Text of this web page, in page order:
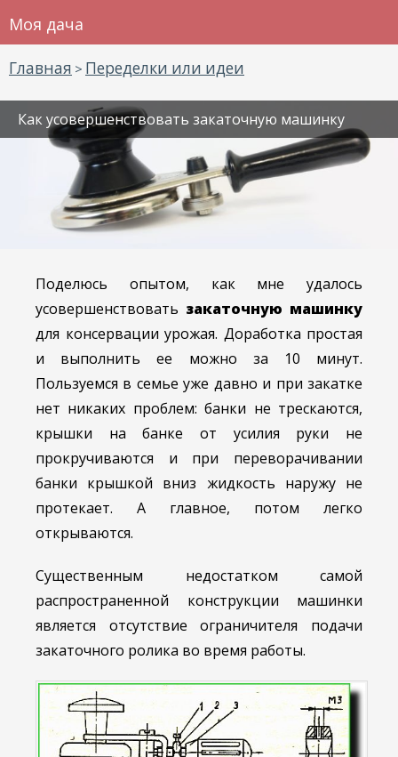
Моя дача
Главная > Переделки или идеи
Как усовершенствовать закаточную машинку
Поделюсь опытом, как мне удалось
усовершенствовать закаточную машинку
для консервации урожая. Доработка простая
и выполнить ее можно за 10 минут.
Пользуемся в семье уже давно и при закатке
нет никаких проблем: банки не трескаются,
крышки на банке от усилия руки не
прокручиваются и при переворачивании
банки крышкой вниз жидкость наружу не
протекает. А главное, потом легко
открываются.
Существенным недостатком самой
распространенной конструкции машинки
является отсутствие ограничителя подачи
закаточного ролика во время работы.